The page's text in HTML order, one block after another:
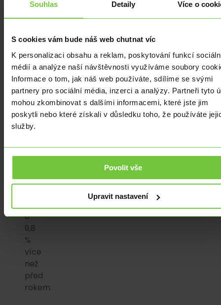
Souhlas Detaily Více o
S cookies vám bude náš web chutnat víc
K personalizaci obsahu a reklam, poskytování funkcí
médií a analýze naší návštěvnosti využíváme soubory
Informace o tom, jak náš web používáte, sdílíme se svými
partnery pro sociální média, inzerci a analýzy. Partneři tyto
mohou zkombinovat s dalšími informacemi, které jste jim
poskytli nebo které získali v důsledku toho, že používáte
služby.
Povolit vše
Upravit nastavení
potravin
o
%,
nepotravinářského
zboží
a
také
ceny
paliv,
kde
Rusové
o
9,8
%
více
než
před
rokem.